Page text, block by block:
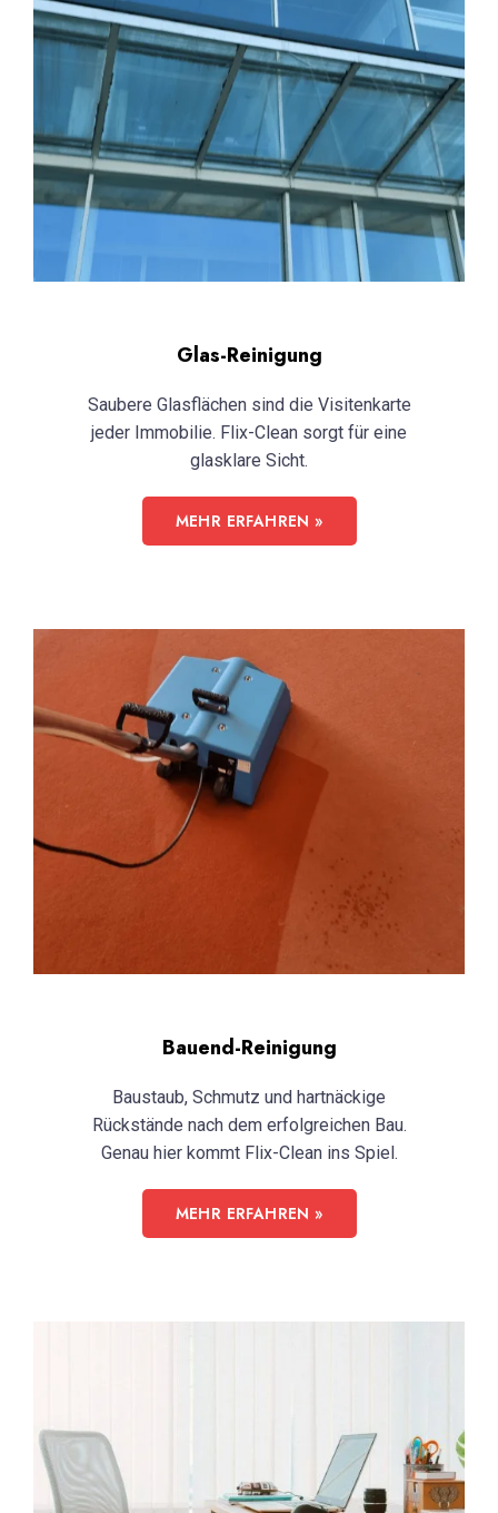
Glas-Reinigung
Saubere Glasflächen sind die Visitenkarte
jeder Immobilie. Flix-Clean sorgt für eine
glasklare Sicht.
MEHR ERFAHREN »
Bauend-Reinigung
Baustaub, Schmutz und hartnäckige
Rückstände nach dem erfolgreichen Bau.
Genau hier kommt Flix-Clean ins Spiel.
MEHR ERFAHREN »